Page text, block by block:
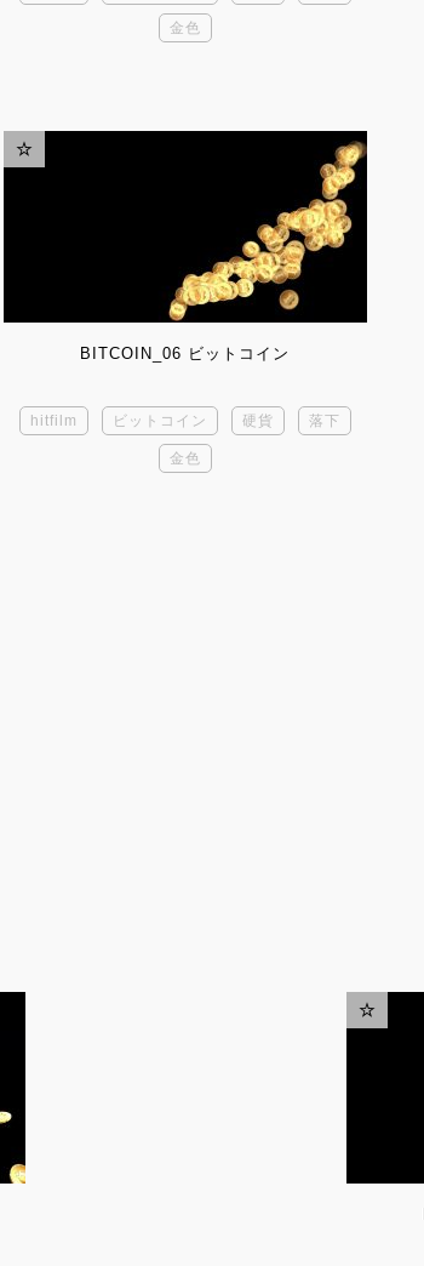
金色
BITCOIN_06 ビットコイン
hitfilm ビットコイン 硬貨 落下
金色